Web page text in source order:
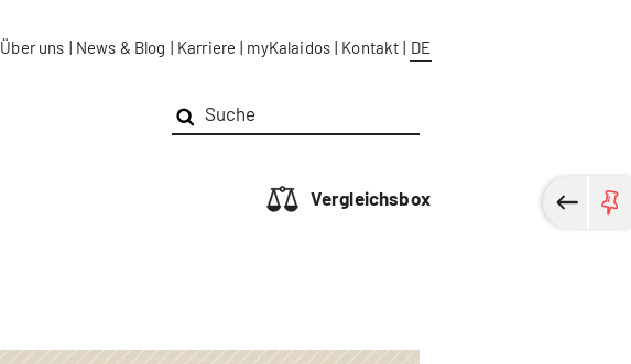
Über uns | News & Blog | Karriere | myKalaidos | Kontakt | DE
Vergleichsbox